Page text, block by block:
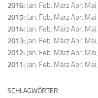
2016: Jan. Feb. MärzApr. Mai
2015: Jan. Feb. MärzApr. Mai
2014: Jan. Feb. MärzApr. Mai
2013: Jan. Feb. MärzApr. Mai
2012: Jan. Feb. MärzApr. Mai
2011: Jan. Feb. MärzApr. Mai
SCHLAGWÖRTER